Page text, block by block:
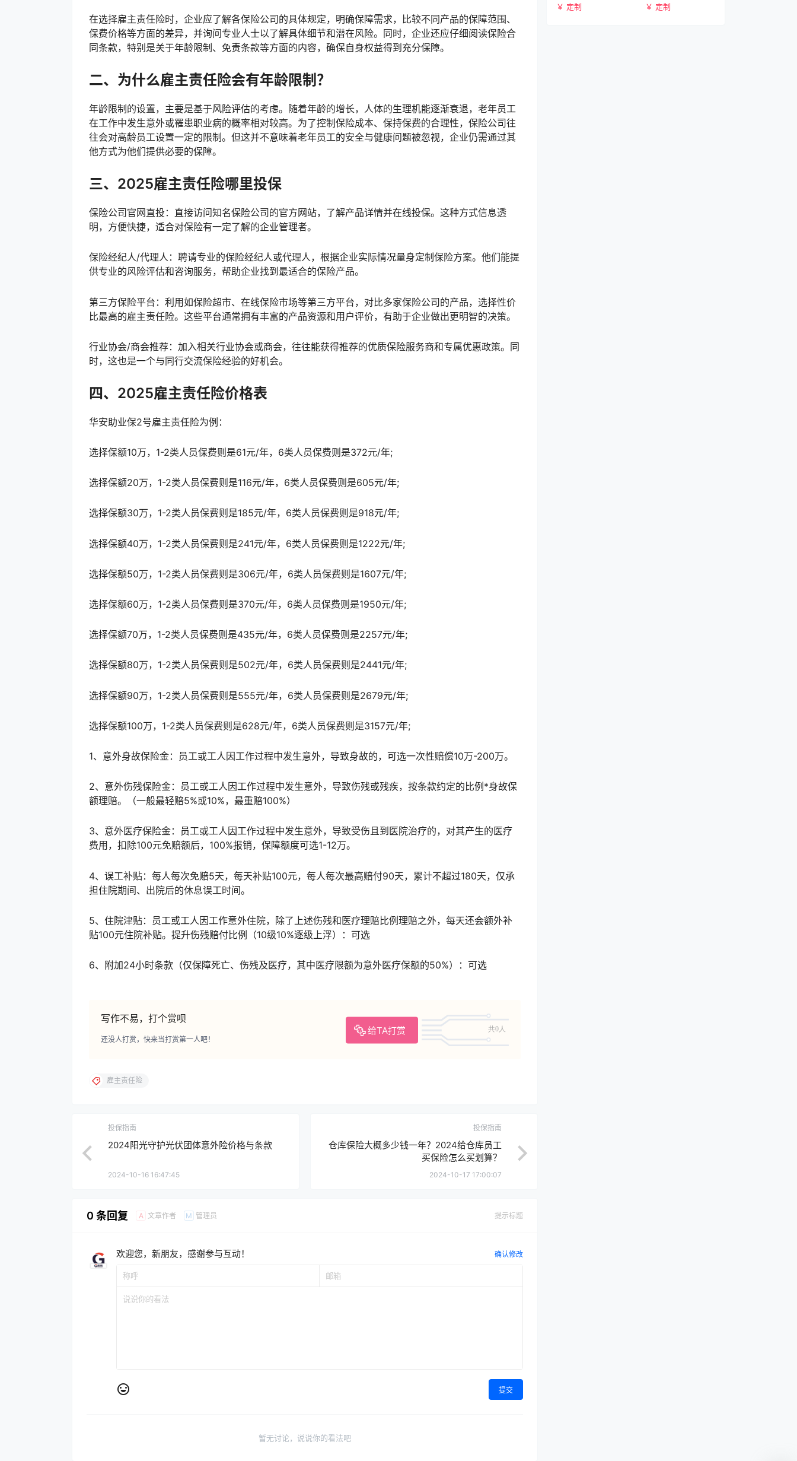
在选择雇主责任险时，企业应了解各保险公司的具体规定，明确保障需求，比较不同产品的保障范围、
保费价格等方面的差异，并询问专业人士以了解具体细节和潜在风险。同时，企业还应仔细阅读保险合
同条款，特别是关于年龄限制、免责条款等方面的内容，确保自身权益得到充分保障。
二、为什么雇主责任险会有年龄限制？
年龄限制的设置，主要是基于风险评估的考虑。随着年龄的增长，人体的生理机能逐渐衰退，老年员工
在工作中发生意外或罹患职业病的概率相对较高。为了控制保险成本、保持保费的合理性，保险公司往
往会对高龄员工设置一定的限制。但这并不意味着老年员工的安全与健康问题被忽视，企业仍需通过其
他方式为他们提供必要的保障。
三、2025雇主责任险哪里投保
保险公司官网直投：直接访问知名保险公司的官方网站，了解产品详情并在线投保。这种方式信息透
明，方便快捷，适合对保险有一定了解的企业管理者。
保险经纪人/代理人：聘请专业的保险经纪人或代理人，根据企业实际情况量身定制保险方案。他们能提
供专业的风险评估和咨询服务，帮助企业找到最适合的保险产品。
第三方保险平台：利用如保险超市、在线保险市场等第三方平台，对比多家保险公司的产品，选择性价
比最高的雇主责任险。这些平台通常拥有丰富的产品资源和用户评价，有助于企业做出更明智的决策。
行业协会/商会推荐：加入相关行业协会或商会，往往能获得推荐的优质保险服务商和专属优惠政策。同
时，这也是一个与同行交流保险经验的好机会。
四、2025雇主责任险价格表
华安助业保2号雇主责任险为例：
选择保额10万，1-2类人员保费则是61元/年，6类人员保费则是372元/年;
选择保额20万，1-2类人员保费则是116元/年，6类人员保费则是605元/年;
选择保额30万，1-2类人员保费则是185元/年，6类人员保费则是918元/年;
选择保额40万，1-2类人员保费则是241元/年，6类人员保费则是1222元/年;
选择保额50万，1-2类人员保费则是306元/年，6类人员保费则是1607元/年;
选择保额60万，1-2类人员保费则是370元/年，6类人员保费则是1950元/年;
选择保额70万，1-2类人员保费则是435元/年，6类人员保费则是2257元/年;
选择保额80万，1-2类人员保费则是502元/年，6类人员保费则是2441元/年;
选择保额90万，1-2类人员保费则是555元/年，6类人员保费则是2679元/年;
选择保额100万，1-2类人员保费则是628元/年，6类人员保费则是3157元/年;
1、意外身故保险金：员工或工人因工作过程中发生意外，导致身故的，可选一次性赔偿10万-200万。
2、意外伤残保险金：员工或工人因工作过程中发生意外，导致伤残或残疾，按条款约定的比例*身故保
额理赔。（一般最轻赔5%或10%，最重赔100%）
3、意外医疗保险金：员工或工人因工作过程中发生意外，导致受伤且到医院治疗的，对其产生的医疗
费用，扣除100元免赔额后，100%报销，保障额度可选1-12万。
4、误工补贴：每人每次免赔5天，每天补贴100元，每人每次最高赔付90天，累计不超过180天，仅承
担住院期间、出院后的休息误工时间。
5、住院津贴：员工或工人因工作意外住院，除了上述伤残和医疗理赔比例理赔之外，每天还会额外补
贴100元住院补贴。提升伤残赔付比例（10级10%逐级上浮）：可选
6、附加24小时条款（仅保障死亡、伤残及医疗，其中医疗限额为意外医疗保额的50%）：可选
写作不易，打个赏呗
给TA打赏 共0人
还没人打赏，快来当打赏第一人吧！
雇主责任险
投保指南
2024阳光守护光伏团体意外险价格与条款
2024-10-16 16:47:45
投保指南
仓库保险大概多少钱一年？2024给仓库员工
买保险怎么买划算？
2024-10-17 17:00:07
0 条回复 A 文章作者 M 管理员 提示标题
欢迎您，新朋友，感谢参与互动！ 确认修改
提交
暂无讨论，说说你的看法吧
￥ 定制 ￥ 定制